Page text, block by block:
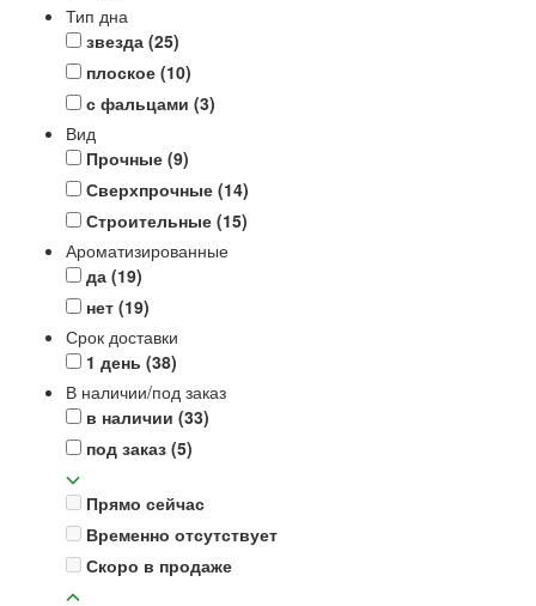
Тип дна
звезда (25)
плоское (10)
с фальцами (3)
Вид
Прочные (9)
Сверхпрочные (14)
Строительные (15)
Ароматизированные
да (19)
нет (19)
Срок доставки
1 день (38)
В наличии/под заказ
в наличии (33)
под заказ (5)
Прямо сейчас
Временно отсутствует
Скоро в продаже